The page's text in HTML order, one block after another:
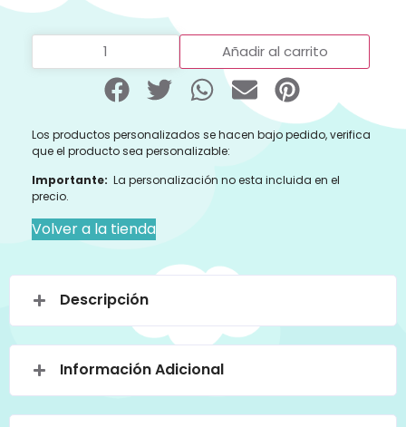
Añadir al carrito
Los productos personalizados se hacen bajo pedido, verifica
que el producto sea personalizable:
Importante: La personalización no esta incluida en el
precio.
Volver a la tienda
Descripción
Información Adicional